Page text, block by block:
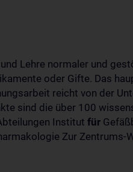
Lehre normaler und
oder Gifte. Das
reicht von der
sind die über 100
Institut für
Zur Zentrums-